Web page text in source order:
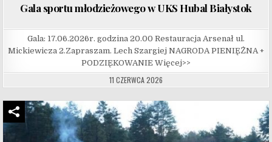
Gala sportu młodzieżowego w UKS Hubal Białystok
Gala: 17.06.2026r. godzina 20.00 Restauracja Arsenał ul.
Mickiewicza 2.Zapraszam. Lech Szargiej NAGRODA PIENIĘŻNA +
PODZIĘKOWANIE Więcej>>
11 CZERWCA 2026